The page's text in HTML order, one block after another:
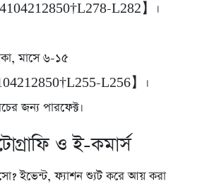
L282】।
মাসে ৬-১৫
L256】।
জন্য পারফেক্ট।
ও ই-কমার্স
ইভেন্ট, ফ্যাশন শ্যুট করে আয় করা